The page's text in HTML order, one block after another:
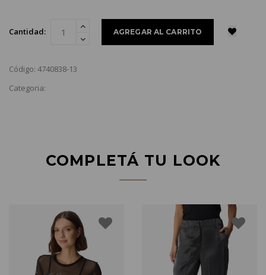
Cantidad:
Código: 4740838-13
Categoria:
COMPLETÁ TU LOOK